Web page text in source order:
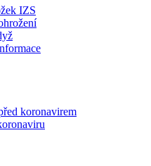
IZS
koronavirem